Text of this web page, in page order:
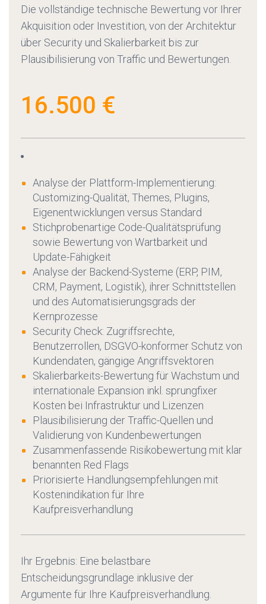
Die vollständige technische Bewertung vor Ihrer
Akquisition oder Investition, von der Architektur
über Security und Skalierbarkeit bis zur
Plausibilisierung von Traffic und Bewertungen.
16.500 €
Analyse der Plattform-Implementierung:
Customizing-Qualität, Themes, Plugins,
Eigenentwicklungen versus Standard
Stichprobenartige Code-Qualitätsprüfung
sowie Bewertung von Wartbarkeit und
Update-Fähigkeit
Analyse der Backend-Systeme (ERP, PIM,
CRM, Payment, Logistik), ihrer Schnittstellen
und des Automatisierungsgrads der
Kernprozesse
Security Check: Zugriffsrechte,
Benutzerrollen, DSGVO-konformer Schutz von
Kundendaten, gängige Angriffsvektoren
Skalierbarkeits-Bewertung für Wachstum und
internationale Expansion inkl. sprungfixer
Kosten bei Infrastruktur und Lizenzen
Plausibilisierung der Traffic-Quellen und
Validierung von Kundenbewertungen
Zusammenfassende Risikobewertung mit klar
benannten Red Flags
Priorisierte Handlungsempfehlungen mit
Kostenindikation für Ihre
Kaufpreisverhandlung
Ihr Ergebnis: Eine belastbare
Entscheidungsgrundlage inklusive der
Argumente für Ihre Kaufpreisverhandlung.